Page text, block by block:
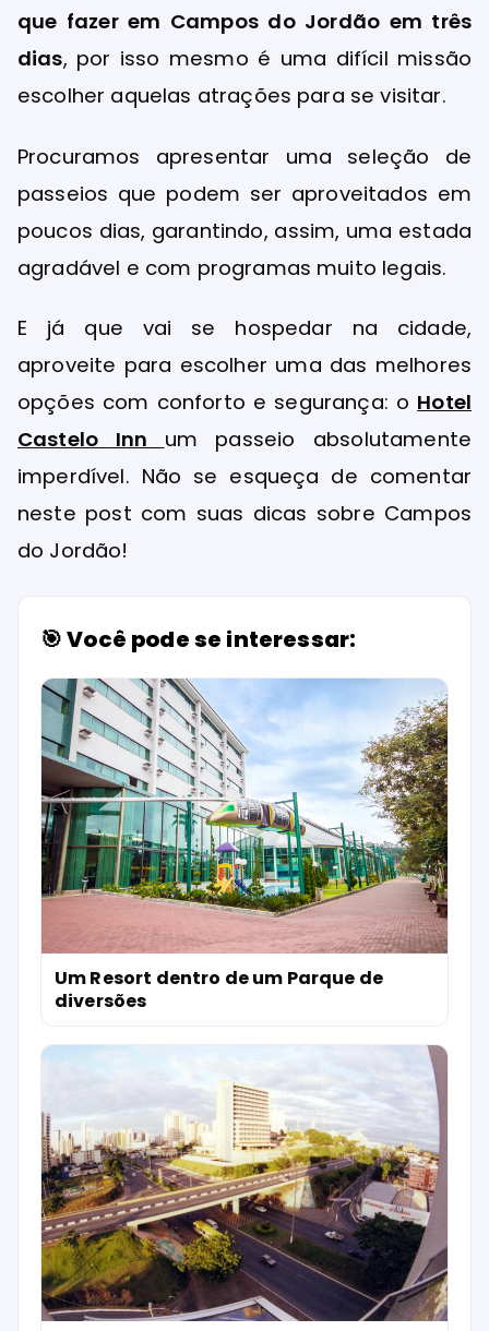
que fazer em Campos do Jordão em três
dias, por isso mesmo é uma difícil missão
escolher aquelas atrações para se visitar.
Procuramos apresentar uma seleção de
passeios que podem ser aproveitados em
poucos dias, garantindo, assim, uma estada
agradável e com programas muito legais.
E já que vai se hospedar na cidade,
aproveite para escolher uma das melhores
opções com conforto e segurança: o Hotel
Castelo Inn um passeio absolutamente
imperdível. Não se esqueça de comentar
neste post com suas dicas sobre Campos
do Jordão!
🎯 Você pode se interessar:
Um Resort dentro de um Parque de
diversões